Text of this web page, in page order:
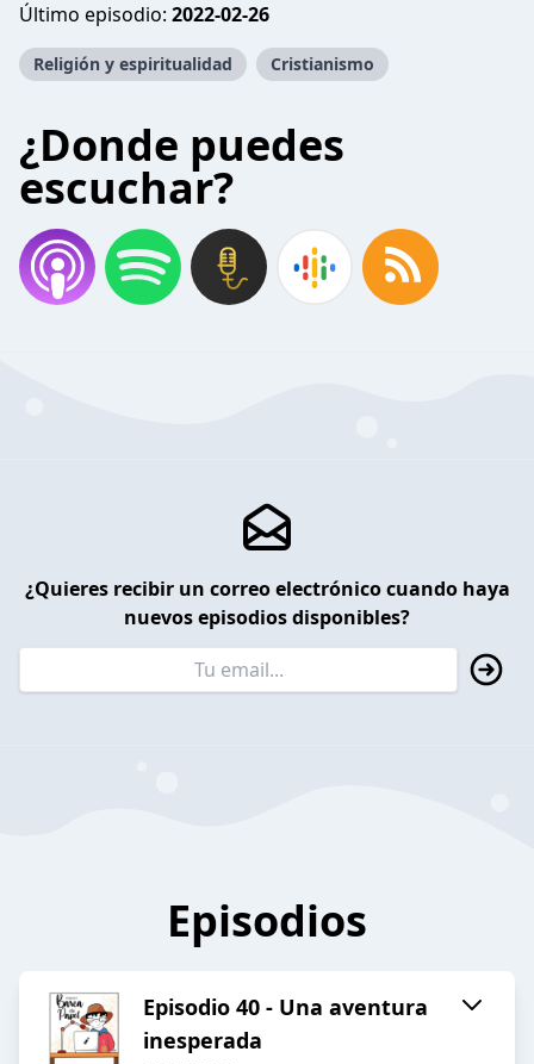
Último episodio: 2022-02-26
Religión y espiritualidad Cristianismo
¿Donde puedes
escuchar?
¿Quieres recibir un correo electrónico cuando haya
nuevos episodios disponibles?
Episodios
Episodio 40 - Una aventura
inesperada